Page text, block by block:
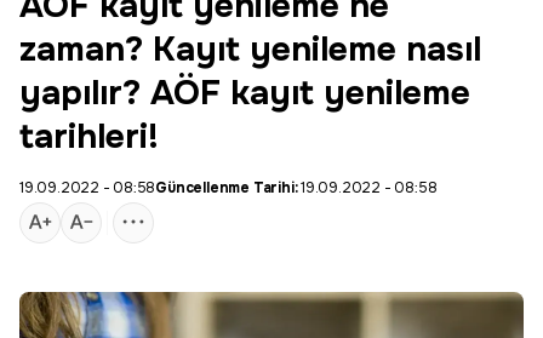
zaman? Kayıt yenileme nasıl
yapılır? AÖF kayıt yenileme
tarihleri!
19.09.2022 - 08:58Güncellenme Tarihi:19.09.2022 - 08:58